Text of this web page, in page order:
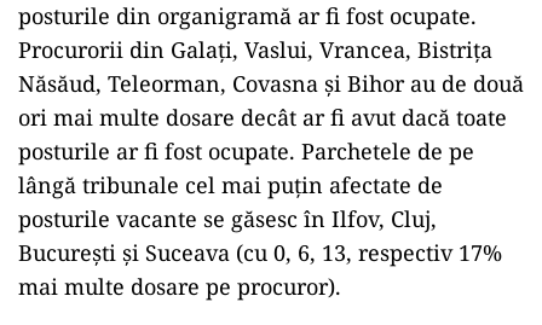
posturile din organigramă ar fi fost ocupate.
Procurorii din Galați, Vaslui, Vrancea, Bistrița
Năsăud, Teleorman, Covasna și Bihor au de două
ori mai multe dosare decât ar fi avut dacă toate
posturile ar fi fost ocupate. Parchetele de pe
lângă tribunale cel mai puțin afectate de
posturile vacante se găsesc în Ilfov, Cluj,
București și Suceava (cu 0, 6, 13, respectiv 17%
mai multe dosare pe procuror).